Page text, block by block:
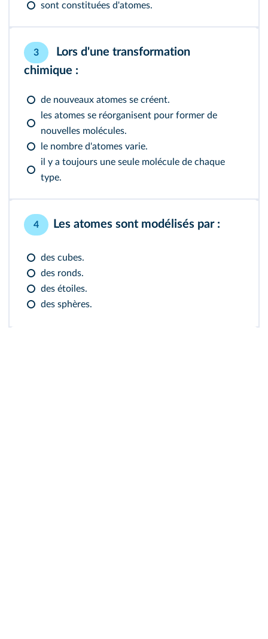
sont constituées d'atomes.
3
Lors d'une transformation
chimique :
de nouveaux atomes se créent.
les atomes se réorganisent pour former de
nouvelles molécules.
le nombre d'atomes varie.
il y a toujours une seule molécule de chaque
type.
4 Les atomes sont modélisés par :
des cubes.
des ronds.
des étoiles.
des sphères.